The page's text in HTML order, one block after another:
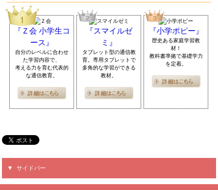
『Ｚ会 小学生コ
ース』
自分のレベルに合わせ
た学習内容で、
考える力を育む代表的
な通信教育。
『スマイルゼ
ミ』
タブレット型の通信教
育。専用タブレットで
多角的な学習ができる
教材。
『小学ポピー』
歴史ある家庭学習教
材！
教科書準拠で基礎学力
を定着。
サイドバー